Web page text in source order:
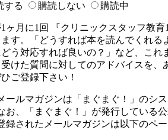
する 購読しない 購読中
ヶ月に1回 『クリニックスタッフ教
す。「どうすれば本を読んでくれ
どう対応すれば良いの？」など、こ
けた質問に対してのアドバイスを
ご登録下さい！
ールマガジンは「まぐまぐ！」のシ
お、「まぐまぐ！」が発行している
録されたメールマガジンは以下のペ